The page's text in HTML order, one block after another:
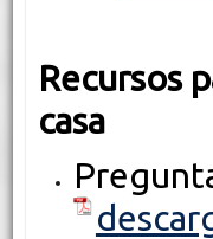
Recursos
casa